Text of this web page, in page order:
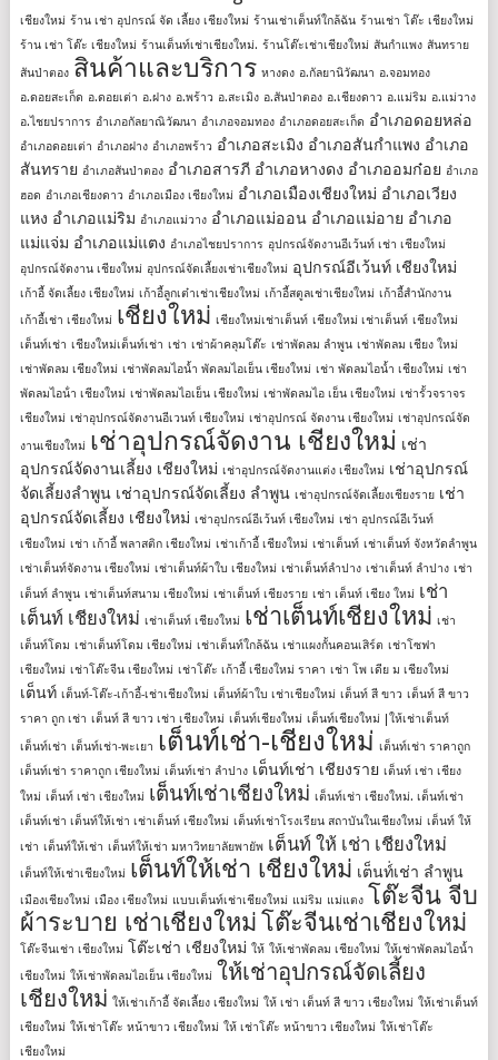
เชียงใหม่ ร้าน เช่า อุปกรณ์ จัด เลี้ยง เชียงใหม่ ร้านเช่าเต็นท์ใกล้ฉัน ร้านเช่า โต๊ะ เชียงใหม่
ร้าน เช่า โต๊ะ เชียงใหม่ ร้านเต็นท์เช่าเชียงใหม่. ร้านโต๊ะเช่าเชียงใหม่ สันกำแพง สันทราย
สันป่าตอง สินค้าและบริการ หางดง อ.กัลยานิวัฒนา อ.จอมทอง
อ.ดอยสะเก็ด อ.ดอยเต่า อ.ฝาง อ.พร้าว อ.สะเมิง อ.สันป่าตอง อ.เชียงดาว อ.แม่ริม อ.แม่วาง
อ.ไชยปราการ อำเภอกัลยาณิวัฒนา อำเภอจอมทอง อำเภอดอยสะเก็ด อำเภอดอยหล่อ
อำเภอดอยเต่า อำเภอฝาง อำเภอพร้าว อำเภอสะเมิง อำเภอสันกำแพง อำเภอ
สันทราย อำเภอสันป่าตอง อำเภอสารภี อำเภอหางดง อำเภออมก๋อย อำเภอ
ฮอด อำเภอเชียงดาว อำเภอเมือง เชียงใหม่ อำเภอเมืองเชียงใหม่ อำเภอเวียง
แหง อำเภอแม่ริม อำเภอแม่วาง อำเภอแม่ออน อำเภอแม่อาย อำเภอ
แม่แจ่ม อำเภอแม่แตง อำเภอไชยปราการ อุปกรณ์จัดงานอีเว้นท์ เช่า เชียงใหม่
อุปกรณ์จัดงาน เชียงใหม่ อุปกรณ์จัดเลี้ยงเช่าเชียงใหม่ อุปกรณ์อีเว้นท์ เชียงใหม่
เก้าอี้ จัดเลี้ยง เชียงใหม่ เก้าอี้ลูกเต๋าเช่าเชียงใหม่ เก้าอี้สตูลเช่าเชียงใหม่ เก้าอี้สํานักงาน
เก้าอี้เช่า เชียงใหม่ เชียงใหม่ เชียงใหม่เช่าเต็นท์ เชียงใหม่ เช่าเต็นท์ เชียงใหม่
เต็นท์เช่า เชียงใหม่เต็นท์เช่า เช่า เช่าผ้าคลุมโต๊ะ เช่าพัดลม ลำพูน เช่าพัดลม เชียง ใหม่
เช่าพัดลม เชียงใหม่ เช่าพัดลมไอน้ำ พัดลมไอเย็น เชียงใหม่ เช่า พัดลมไอน้ำ เชียงใหม่ เช่า
พัดลมไอน้ํา เชียงใหม่ เช่าพัดลมไอเย็น เชียงใหม่ เช่าพัดลมไอ เย็น เชียงใหม่ เช่ารั้วจราจร
เชียงใหม่ เช่าอุปกรณ์จัดงานอีเวนท์ เชียงใหม่ เช่าอุปกรณ์ จัดงาน เชียงใหม่ เช่าอุปกรณ์จัด
งานเชียงใหม่ เช่าอุปกรณ์จัดงาน เชียงใหม่ เช่า
อุปกรณ์จัดงานเลี้ยง เชียงใหม่ เช่าอุปกรณ์จัดงานแต่ง เชียงใหม่ เช่าอุปกรณ์
จัดเลี้ยงลําพูน เช่าอุปกรณ์จัดเลี้ยง ลําพูน เช่าอุปกรณ์จัดเลี้ยงเชียงราย เช่า
อุปกรณ์จัดเลี้ยง เชียงใหม่ เช่าอุปกรณ์อีเว้นท์ เชียงใหม่ เช่า อุปกรณ์อีเว้นท์
เชียงใหม่ เช่า เก้าอี้ พลาสติก เชียงใหม่ เช่าเก้าอี้ เชียงใหม่ เช่าเต็นท์ เช่าเต็นท์ จังหวัดลำพูน
เช่าเต็นท์จัดงาน เชียงใหม่ เช่าเต็นท์ผ้าใบ เชียงใหม่ เช่าเต็นท์ลำปาง เช่าเต็นท์ ลําปาง เช่า
เต็นท์ ลําพูน เช่าเต็นท์สนาม เชียงใหม่ เช่าเต็นท์ เชียงราย เช่า เต็นท์ เชียง ใหม่ เช่า
เต็นท์ เชียงใหม่ เช่าเต็นท์ เชียงใหม่ เช่าเต็นท์เชียงใหม่ เช่า
เต็นท์โดม เช่าเต็นท์โดม เชียงใหม่ เช่าเต็นท์ใกล้ฉัน เช่าแผงกั้นคอนเสิร์ต เช่าโซฟา
เชียงใหม่ เช่าโต๊ะจีน เชียงใหม่ เช่าโต๊ะ เก้าอี้ เชียงใหม่ ราคา เช่า โพ เดีย ม เชียงใหม่
เต็นท์ เต็นท์-โต๊ะ-เก้าอี้-เช่าเชียงใหม่ เต็นท์ผ้าใบ เช่าเชียงใหม่ เต็นท์ สี ขาว เต็นท์ สี ขาว
ราคา ถูก เช่า เต็นท์ สี ขาว เช่า เชียงใหม่ เต็นท์เชียงใหม่ เต็นท์เชียงใหม่ |ให้เช่าเต็นท์
เต็นท์เช่า เต็นท์เช่า-พะเยา เต็นท์เช่า-เชียงใหม่ เต็นท์เช่า ราคาถูก
เต็นท์เช่า ราคาถูก เชียงใหม่ เต็นท์เช่า ลำปาง เต็นท์เช่า เชียงราย เต็นท์ เช่า เชียง
ใหม่ เต็นท์ เช่า เชียงใหม่ เต็นท์เช่าเชียงใหม่ เต็นท์เช่า เชียงใหม่. เต็นท์เช่า
เต็นท์เช่า เต็นท์ให้เช่า เช่าเต็นท์ เชียงใหม่ เต็นท์เช่าโรงเรียน สถาบันในเชียงใหม่ เต็นท์ ให้
เช่า เต็นท์ให้เช่า เต็นท์ให้เช่า มหาวิทยาลัยพายัพ เต็นท์ ให้ เช่า เชียงใหม่
เต็นท์ให้เช่าเชียงใหม่ เต็นท์ให้เช่า เชียงใหม่ เต็นท์่เช่า ลำพูน
เมืองเชียงใหม่ เมือง เชียงใหม่ แบบเต็นท์เช่าเชียงใหม่ แม่ริม แม่แตง โต๊ะจีน จีบ
ผ้าระบาย เช่าเชียงใหม่ โต๊ะจีนเช่าเชียงใหม่
โต๊ะจีนเช่า เชียงใหม่ โต๊ะเช่า เชียงใหม่ ให้ ให้เช่าพัดลม เชียงใหม่ ให้เช่าพัดลมไอน้ำ
เชียงใหม่ ให้เช่าพัดลมไอเย็น เชียงใหม่ ให้เช่าอุปกรณ์จัดเลี้ยง
เชียงใหม่ ให้เช่าเก้าอี้ จัดเลี้ยง เชียงใหม่ ให้ เช่า เต็นท์ สี ขาว เชียงใหม่ ให้เช่าเต็นท์
เชียงใหม่ ให้เช่าโต๊ะ หน้าขาว เชียงใหม่ ให้ เช่าโต๊ะ หน้าขาว เชียงใหม่ ให้เช่าโต๊ะ
เชียงใหม่